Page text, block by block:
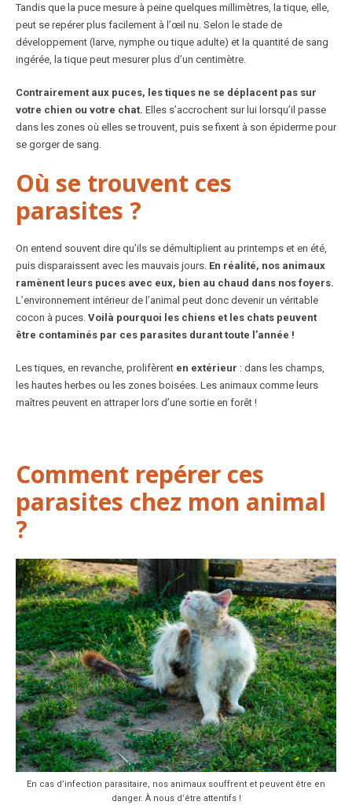
Tandis que la puce mesure à peine quelques millimètres, la tique, elle,
peut se repérer plus facilement à l’œil nu. Selon le stade de
développement (larve, nymphe ou tique adulte) et la quantité de sang
ingérée, la tique peut mesurer plus d’un centimètre.
Contrairement aux puces, les tiques ne se déplacent pas sur
votre chien ou votre chat. Elles s’accrochent sur lui lorsqu’il passe
dans les zones où elles se trouvent, puis se fixent à son épiderme pour
se gorger de sang.
Où se trouvent ces
parasites ?
On entend souvent dire qu’ils se démultiplient au printemps et en été,
puis disparaissent avec les mauvais jours. En réalité, nos animaux
ramènent leurs puces avec eux, bien au chaud dans nos foyers.
L’environnement intérieur de l’animal peut donc devenir un véritable
cocon à puces. Voilà pourquoi les chiens et les chats peuvent
être contaminés par ces parasites durant toute l’année !
Les tiques, en revanche, prolifèrent en extérieur : dans les champs,
les hautes herbes ou les zones boisées. Les animaux comme leurs
maîtres peuvent en attraper lors d’une sortie en forêt !
Comment repérer ces
parasites chez mon animal
?
En cas d’infection parasitaire, nos animaux souffrent et peuvent être en
danger. À nous d’être attentifs !